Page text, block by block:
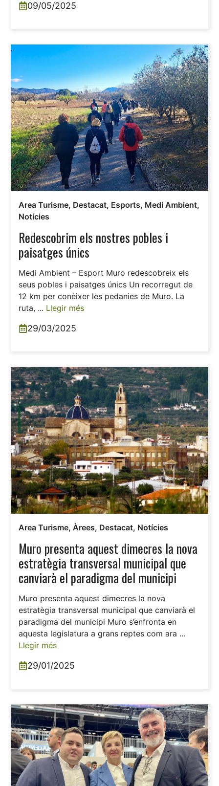
09/05/2025
Area Turisme, Destacat, Esports, Medi Ambient,
Notícies
Redescobrim els nostres pobles i
paisatges únics
Medi Ambient – Esport Muro redescobreix els
seus pobles i paisatges únics Un recorregut de
12 km per conèixer les pedanies de Muro. La
ruta, ... Llegir més
29/03/2025
Area Turisme,Àrees, Destacat, Notícies
Muro presenta aquest dimecres la nova
estratègia transversal municipal que
canviarà el paradigma del municipi
Muro presenta aquest dimecres la nova
estratègia transversal municipal que canviarà el
paradigma del municipi Muro s’enfronta en
aquesta legislatura a grans reptes com ara ...
Llegir més
29/01/2025